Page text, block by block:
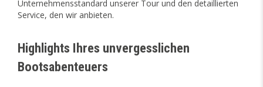
Unternehmensstandard unserer Tour und den detaillierten
Service, den wir anbieten.
Highlights Ihres unvergesslichen
Bootsabenteuers